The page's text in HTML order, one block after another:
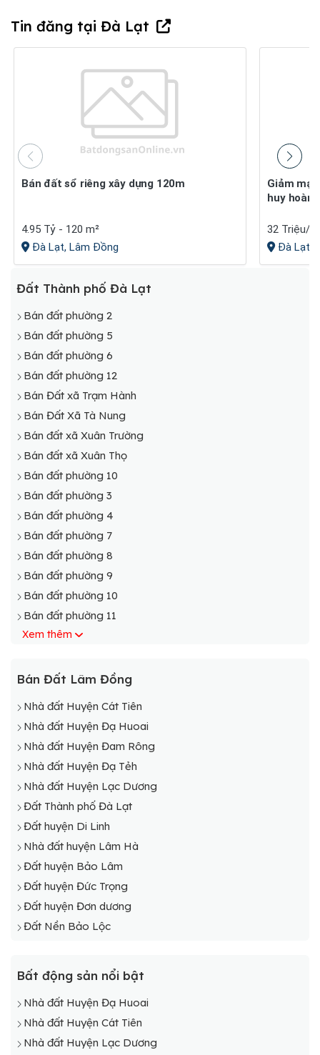
Tin đăng tại Đà Lạt
Bán đất sổ riêng xây dựng 120m
4.95 Tỷ - 120 m²
Đà Lạt, Lâm Đồng
Giảm mạnh -bán lô đất khu quy hoạch đồi
huy
32 Triệu/
Đà Lạt,
Đất Thành phố Đà Lạt
Bán đất phường 2
Bán đất phường 5
Bán đất phường 6
Bán đất phường 12
Bán Đất xã Trạm Hành
Bán Đất Xã Tà Nung
Bán đất xã Xuân Trường
Bán đất xã Xuân Thọ
Bán đất phường 10
Bán đất phường 3
Bán đất phường 4
Bán đất phường 7
Bán đất phường 8
Bán đất phường 9
Bán đất phường 10
Bán đất phường 11
Xem thêm
Bán Đất Lâm Đồng
Nhà đất Huyện Cát Tiên
Nhà đất Huyện Đạ Huoai
Nhà đất Huyện Đam Rông
Nhà đất Huyện Đạ Tẻh
Nhà đất Huyện Lạc Dương
Đất Thành phố Đà Lạt
Đất huyện Di Linh
Nhà đất huyện Lâm Hà
Đất huyện Bảo Lâm
Đất huyện Đức Trọng
Đất huyện Đơn dương
Đất Nền Bảo Lộc
Bất động sản nổi bật
Nhà đất Huyện Đạ Huoai
Nhà đất Huyện Cát Tiên
Nhà đất Huyện Lạc Dương